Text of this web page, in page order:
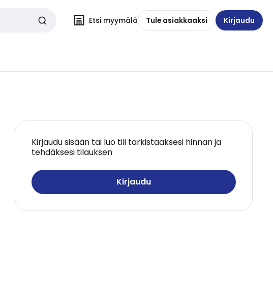
Etsi myymälä Tule asiakkaaksi Kirjaudu
Kirjaudu sisään tai luo tili tarkistaaksesi hinnan ja
tehdäksesi tilauksen
Kirjaudu